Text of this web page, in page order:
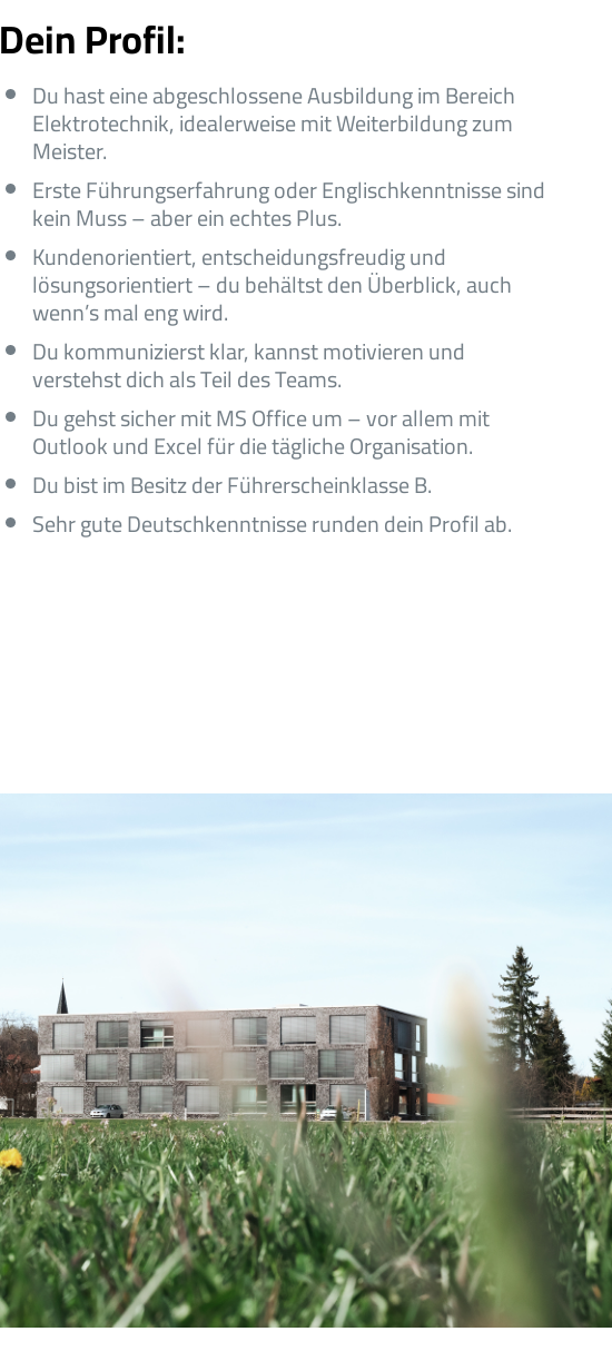
Dein Profil:
Du hast eine abgeschlossene Ausbildung im Bereich
Elektrotechnik, idealerweise mit Weiterbildung zum
Meister.
Erste Führungserfahrung oder Englischkenntnisse sind
kein Muss – aber ein echtes Plus.
Kundenorientiert, entscheidungsfreudig und
lösungsorientiert – du behältst den Überblick, auch
wenn’s mal eng wird.
Du kommunizierst klar, kannst motivieren und
verstehst dich als Teil des Teams.
Du gehst sicher mit MS Office um – vor allem mit
Outlook und Excel für die tägliche Organisation.
Du bist im Besitz der Führerscheinklasse B.
Sehr gute Deutschkenntnisse runden dein Profil ab.